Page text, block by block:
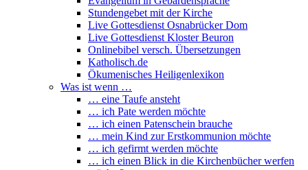
Stundengebet mit der Kirche
Live Gottesdienst Osnabrücker Dom
Live Gottesdienst Kloster Beuron
Onlinebibel versch. Übersetzungen
Katholisch.de
Ökumenisches Heiligenlexikon
Was ist wenn …
… eine Taufe ansteht
… ich Pate werden möchte
… ich einen Patenschein brauche
… mein Kind zur Erstkommunion möchte
… ich gefirmt werden möchte
… ich einen Blick in die Kirchenbücher werfen